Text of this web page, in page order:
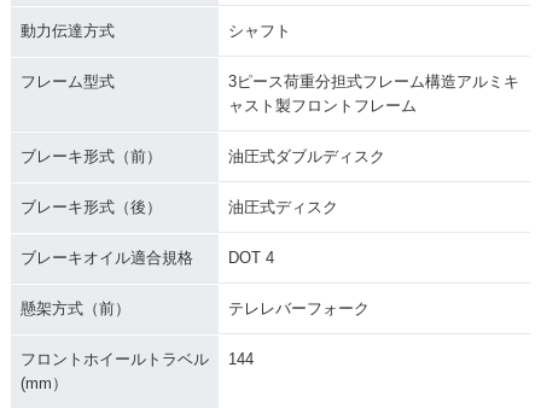
動力伝達方式 シャフト
フレーム型式
3ピース荷重分担式フレーム構造アルミキ
ャスト製フロントフレーム
ブレーキ形式（前） 油圧式ダブルディスク
ブレーキ形式（後） 油圧式ディスク
ブレーキオイル適合規格 DOT 4
懸架方式（前） テレレバーフォーク
フロントホイールトラベル
(mm）
144